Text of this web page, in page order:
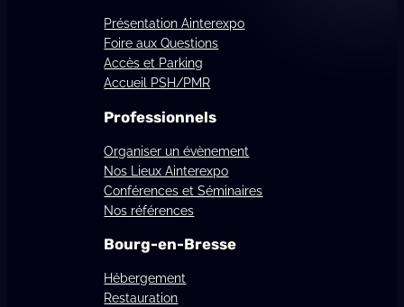
Présentation Ainterexpo
Foire aux Questions
Accès et Parking
Accueil PSH/PMR
Professionnels
Organiser un évènement
Nos Lieux Ainterexpo
Conférences et Séminaires
Nos références
Bourg-en-Bresse
Hébergement
Restauration